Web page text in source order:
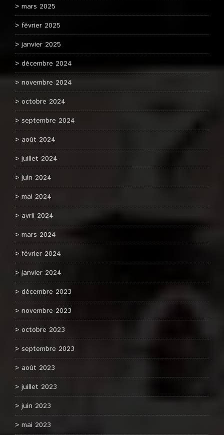
mars 2025
février 2025
janvier 2025
décembre 2024
novembre 2024
octobre 2024
septembre 2024
août 2024
juillet 2024
juin 2024
mai 2024
avril 2024
mars 2024
février 2024
janvier 2024
décembre 2023
novembre 2023
octobre 2023
septembre 2023
août 2023
juillet 2023
juin 2023
mai 2023